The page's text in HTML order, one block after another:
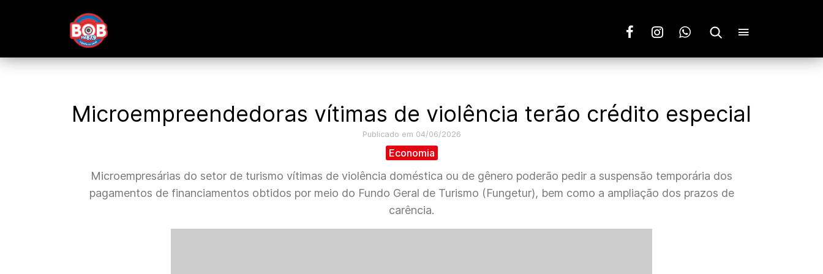
Microempreendedoras vítimas de violência terão crédito especial
Publicado em 04/06/2026
Economia
Microempresárias do setor de turismo vítimas de violência doméstica ou de gênero poderão pedir a suspensão temporária dos
pagamentos de financiamentos obtidos por meio do Fundo Geral de Turismo (Fungetur), bem como a ampliação dos prazos de
carência.